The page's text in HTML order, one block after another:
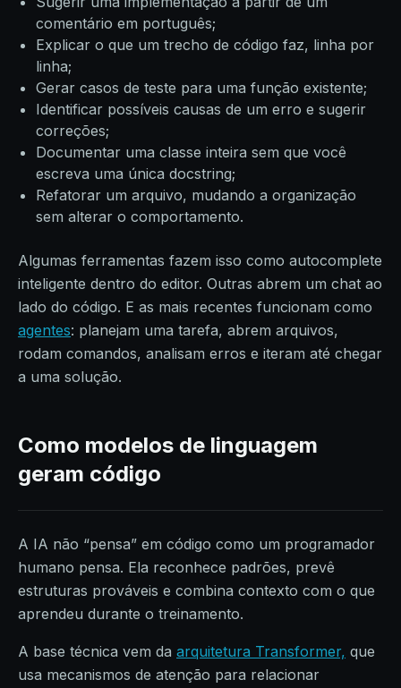
comentário em português;
Explicar o que um trecho de código faz, linha por
linha;
Gerar casos de teste para uma função existente;
Identificar possíveis causas de um erro e sugerir
correções;
Documentar uma classe inteira sem que você
escreva uma única docstring;
Refatorar um arquivo, mudando a organização
sem alterar o comportamento.
Algumas ferramentas fazem isso como autocomplete
inteligente dentro do editor. Outras abrem um chat ao
lado do código. E as mais recentes funcionam como
agentes: planejam uma tarefa, abrem arquivos,
rodam comandos, analisam erros e iteram até chegar
a uma solução.
Como modelos de linguagem
geram código
A IA não “pensa” em código como um programador
humano pensa. Ela reconhece padrões, prevê
estruturas prováveis e combina contexto com o que
aprendeu durante o treinamento.
A base técnica vem da arquitetura Transformer, que
usa mecanismos de atenção para relacionar